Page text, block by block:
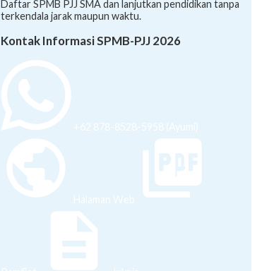
Daftar SPMB PJJ SMA dan lanjutkan pendidikan tanpa
terkendala jarak maupun waktu.
Kontak Informasi SPMB-PJJ 2026
+62 878-8528-5958 (Ayumi)
Halaman Web